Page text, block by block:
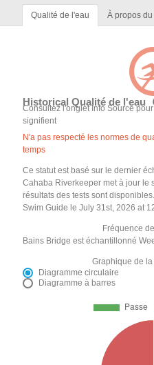
Qualité de l'eau À propos
Historical Qualité de l'eau
Consultez l'onglet Info Source
signifient
N'a pas respecté les normes de
temps
Ce statut est basé sur le dernier
Cahaba Riverkeeper met à jour le
résultats des tests sont
Swim Guide le July 31st, 2026 at
Fréquence
Bains Bridge est échantillonné
Graphique de
Diagramme circulaire
Diagramme à barres